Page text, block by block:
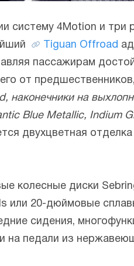
систему 4Motion и
Tiguan Offroad
пассажирам
от предшественников,
наконечники на
Blue Metallic, Indium
двухцветная
колесные диски
или 20-дюймовые
сидения,
на педали из